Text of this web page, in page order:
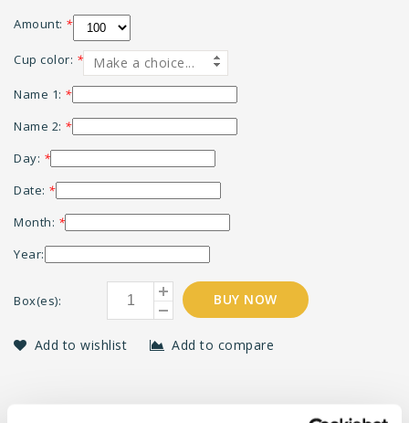
Amount: *
Cup color: * Make a choice...
Name 1: *
Name 2: *
Day: *
Date: *
Month: *
Year:
Box(es): BUY NOW
Add to wishlist Add to compare